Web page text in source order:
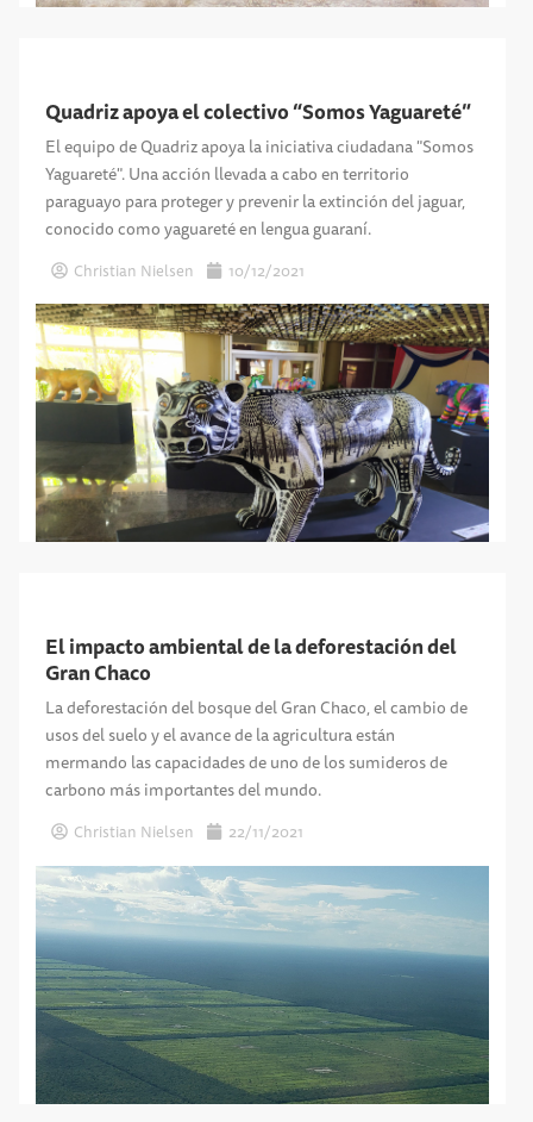
Quadriz apoya el colectivo “Somos Yaguareté”
El equipo de Quadriz apoya la iniciativa ciudadana "Somos
Yaguareté". Una acción llevada a cabo en territorio
paraguayo para proteger y prevenir la extinción del jaguar,
conocido como yaguareté en lengua guaraní.
Christian Nielsen 10/12/2021
El impacto ambiental de la deforestación del
Gran Chaco
La deforestación del bosque del Gran Chaco, el cambio de
usos del suelo y el avance de la agricultura están
mermando las capacidades de uno de los sumideros de
carbono más importantes del mundo.
Christian Nielsen 22/11/2021